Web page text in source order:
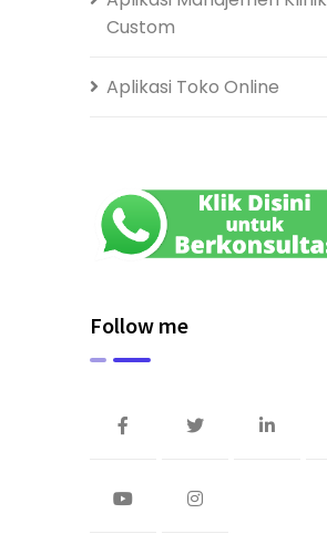
Custom
Aplikasi Toko Online
Follow me